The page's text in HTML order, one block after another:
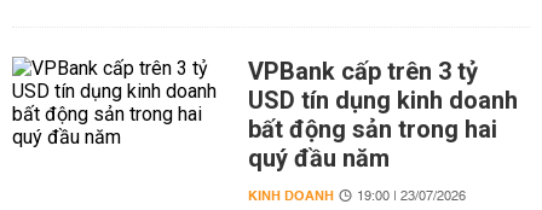
VPBank cấp trên 3 tỷ
USD tín dụng kinh doanh
bất động sản trong hai
quý đầu năm
KINH DOANH 19:00 | 23/07/2026